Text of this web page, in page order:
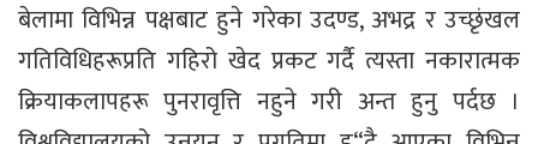
बेलामा विभिन्न पक्षबाट हुने गरेका उदण्ड, अभद्र र उच्छृंखल
गतिविधिहरूप्रति गहिरो खेद प्रकट गर्दै त्यस्ता नकारात्मक
क्रियाकलापहरू पुनरावृत्ति नहुने गरी अन्त हुनु पर्दछ ।